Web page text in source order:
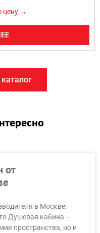
цену →
от
в Москве:
Душевая кабина —
пространства, но и